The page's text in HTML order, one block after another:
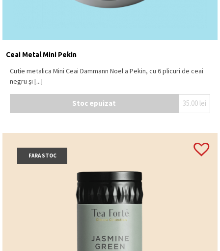
Ceai Metal Mini Pekin
Cutie metalica Mini Ceai Dammann Noel a Pekin, cu 6 plicuri de ceai
negru și [...]
Stoc epuizat 35.00 lei
FARA STOC